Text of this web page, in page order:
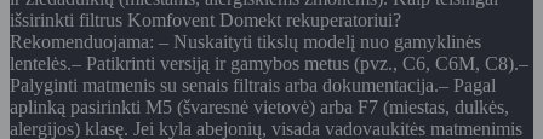
išsirinkti filtrus Komfovent Domekt rekuperatoriui?
Rekomenduojama: – Nuskaityti tikslų modelį nuo gamyklinės
lentelės.– Patikrinti versiją ir gamybos metus (pvz., C6, C6M, C8).–
Palyginti matmenis su senais filtrais arba dokumentacija.– Pagal
aplinką pasirinkti M5 (švaresnė vietovė) arba F7 (miestas, dulkės,
alergijos) klasę. Jei kyla abejonių, visada vadovaukitės matmenimis